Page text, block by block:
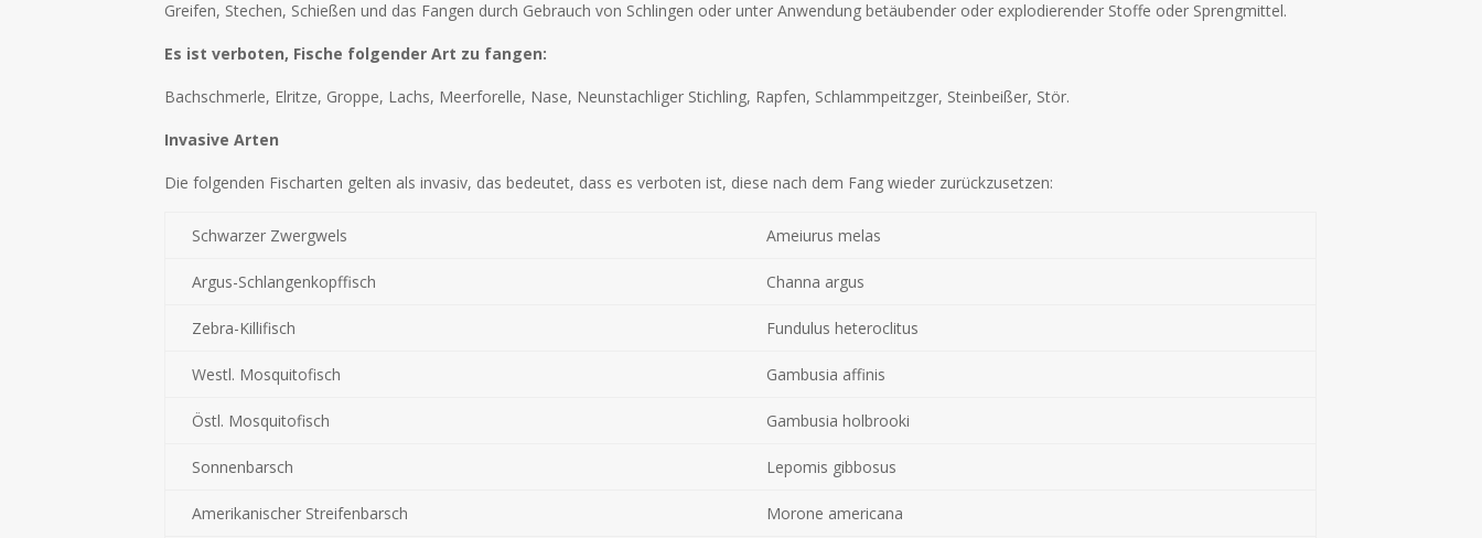
Greifen, Stechen, Schießen und das Fangen durch Gebrauch von Schlingen oder unter Anwendung betäubender oder explodierender Stoffe oder Sprengmittel.
Es ist verboten, Fische folgender Art zu fangen:
Bachschmerle, Elritze, Groppe, Lachs, Meerforelle, Nase, Neunstachliger Stichling, Rapfen, Schlammpeitzger, Steinbeißer, Stör.
Invasive Arten
Die folgenden Fischarten gelten als invasiv, das bedeutet, dass es verboten ist, diese nach dem Fang wieder zurückzusetzen:
Schwarzer Zwergwels Ameiurus melas
Argus-Schlangenkopffisch Channa argus
Zebra-Killifisch Fundulus heteroclitus
Westl. Mosquitofisch Gambusia affinis
Östl. Mosquitofisch Gambusia holbrooki
Sonnenbarsch Lepomis gibbosus
Amerikanischer Streifenbarsch Morone americana